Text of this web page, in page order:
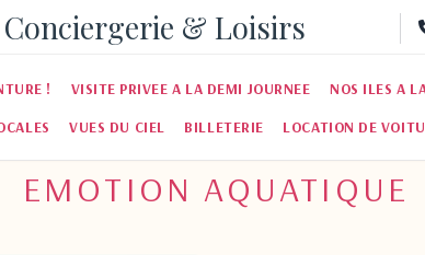
& Loisirs
! VISITE PRIVEE A LA DEMI JOURNEE NOS ILES A
VUES DU CIEL BILLETERIE LOCATION DE
EMOTION AQUATIQUE